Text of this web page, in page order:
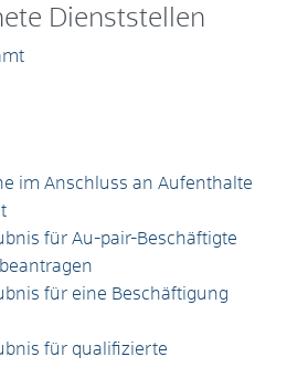
Dienststellen
im Anschluss an Aufenthalte
für Au-pair-Beschäftigte
für eine Beschäftigung
für qualifizierte